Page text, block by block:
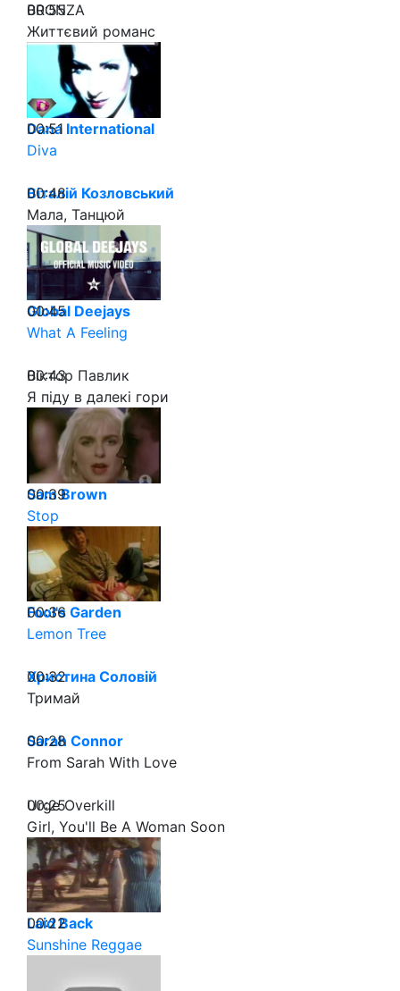
00:55
BRONZA
Життєвий романс
00:51
Dana International
Diva
00:48
Віталій Козловський
Мала, Танцюй
00:45
Global Deejays
What A Feeling
00:43
Віктор Павлик
Я піду в далекі гори
00:39
Sam Brown
Stop
00:36
Fool's Garden
Lemon Tree
00:32
Христина Соловій
Тримай
00:28
Sarah Connor
From Sarah With Love
00:25
Urge Overkill
Girl, You'll Be A Woman Soon
00:22
Laid Back
Sunshine Reggae